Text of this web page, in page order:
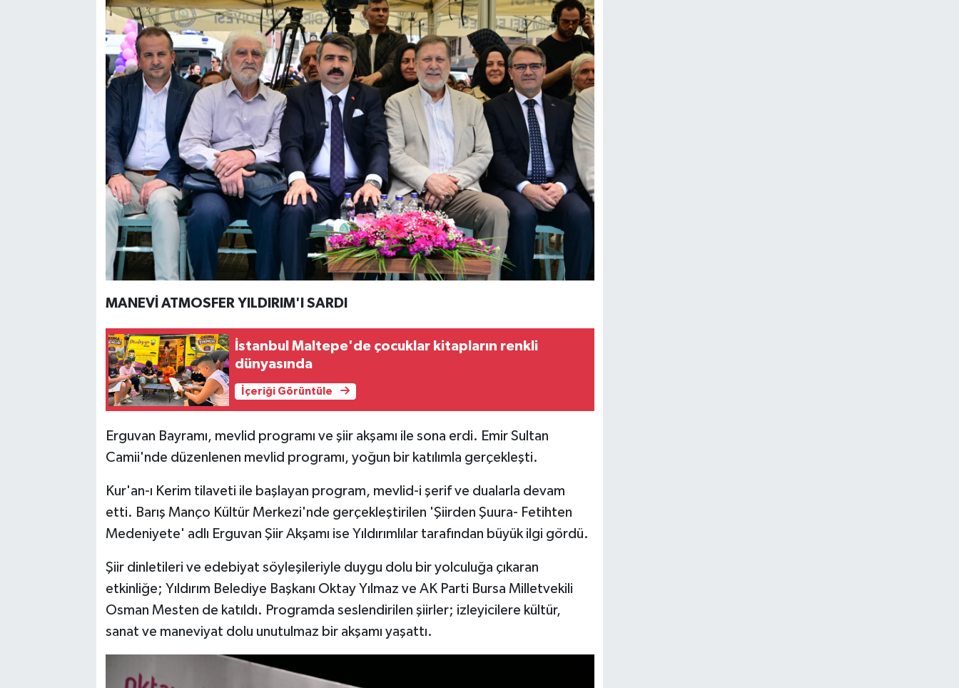
MANEVİ ATMOSFER YILDIRIM'I SARDI
İstanbul Maltepe'de çocuklar kitapların renkli
dünyasında
İçeriği Görüntüle
Erguvan Bayramı, mevlid programı ve şiir akşamı ile sona erdi. Emir Sultan
Camii'nde düzenlenen mevlid programı, yoğun bir katılımla gerçekleşti.
Kur'an-ı Kerim tilaveti ile başlayan program, mevlid-i şerif ve dualarla devam
etti. Barış Manço Kültür Merkezi'nde gerçekleştirilen 'Şiirden Şuura- Fetihten
Medeniyete' adlı Erguvan Şiir Akşamı ise Yıldırımlılar tarafından büyük ilgi gördü.
Şiir dinletileri ve edebiyat söyleşileriyle duygu dolu bir yolculuğa çıkaran
etkinliğe; Yıldırım Belediye Başkanı Oktay Yılmaz ve AK Parti Bursa Milletvekili
Osman Mesten de katıldı. Programda seslendirilen şiirler; izleyicilere kültür,
sanat ve maneviyat dolu unutulmaz bir akşamı yaşattı.